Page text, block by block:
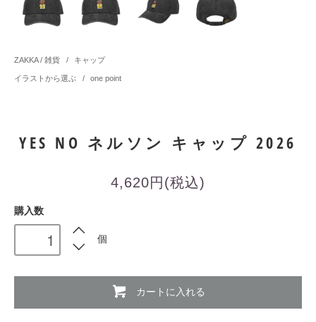
ZAKKA / 雑貨 / キャップ
イラストから選ぶ / one point
YES NO ネルソン キャップ 2026
4,620円(税込)
購入数
個
カートに入れる